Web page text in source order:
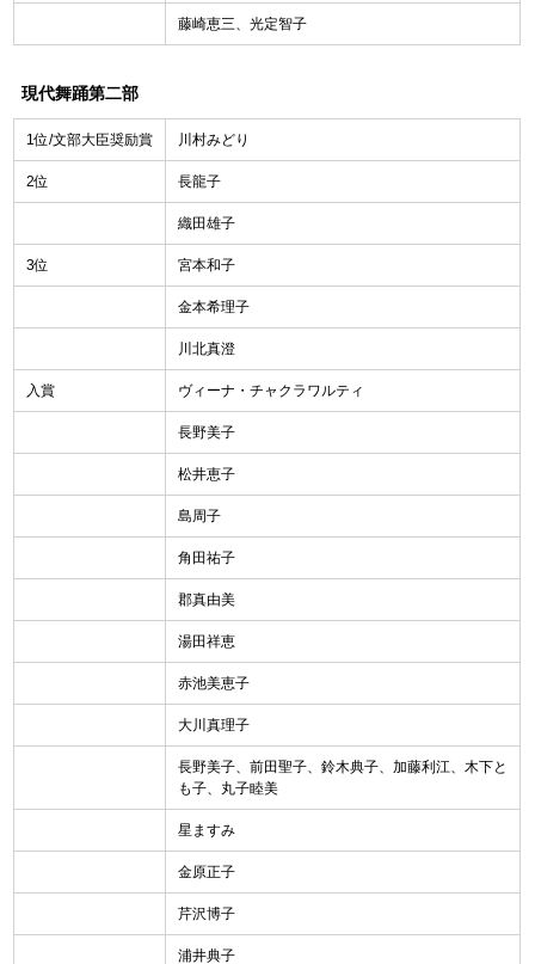
藤崎恵三、光定智子
現代舞踊第二部
1位/文部大臣奨励賞 川村みどり
2位 長龍子
織田雄子
3位 宮本和子
金本希理子
川北真澄
入賞 ヴィーナ・チャクラワルティ
長野美子
松井恵子
島周子
角田祐子
郡真由美
湯田祥恵
赤池美恵子
大川真理子
長野美子、前田聖子、鈴木典子、加藤利江、木下と
も子、丸子睦美
星ますみ
金原正子
芹沢博子
浦井典子